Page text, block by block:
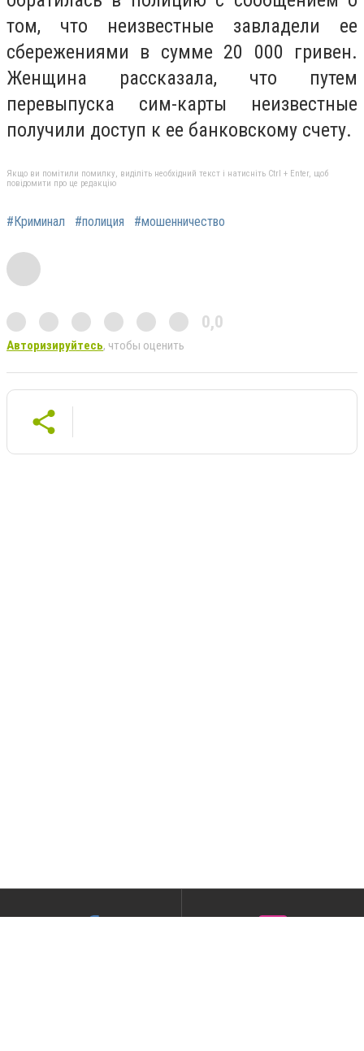
том, что неизвестные завладели ее
сбережениями в сумме 20 000 гривен.
Женщина рассказала, что путем
перевыпуска сим-карты неизвестные
получили доступ к ее банковскому счету.
Якщо ви помітили помилку, виділіть необхідний текст і натисніть Ctrl + Enter, щоб
повідомити про це редакцію
#Криминал #полиция #мошенничество
0,0
Авторизируйтесь, чтобы оценить